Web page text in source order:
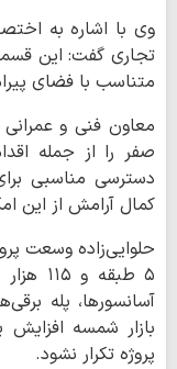
وی با اشاره به
تجاری گفت: این
متناسب با فضای
معاون فنی و
صفر را از جمله
دسترسی مناسبی
کمال آرامش از این
۵
آسانسورها، پله
بازار شمسه
پروژه تکرار نشود.